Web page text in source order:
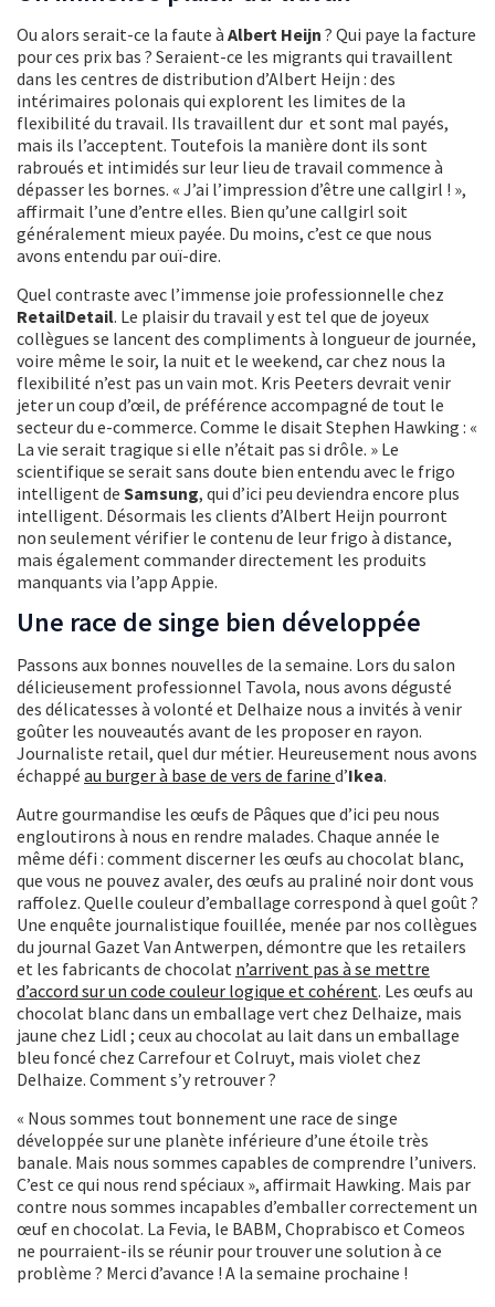
Ou alors serait-ce la faute à Albert Heijn ? Qui paye la facture
pour ces prix bas ? Seraient-ce les migrants qui travaillent
dans les centres de distribution d’Albert Heijn : des
intérimaires polonais qui explorent les limites de la
flexibilité du travail. Ils travaillent dur et sont mal payés,
mais ils l’acceptent. Toutefois la manière dont ils sont
rabroués et intimidés sur leur lieu de travail commence à
dépasser les bornes. « J’ai l’impression d’être une callgirl ! »,
affirmait l’une d’entre elles. Bien qu’une callgirl soit
généralement mieux payée. Du moins, c’est ce que nous
avons entendu par ouï-dire.
Quel contraste avec l’immense joie professionnelle chez
RetailDetail. Le plaisir du travail y est tel que de joyeux
collègues se lancent des compliments à longueur de journée,
voire même le soir, la nuit et le weekend, car chez nous la
flexibilité n’est pas un vain mot. Kris Peeters devrait venir
jeter un coup d’œil, de préférence accompagné de tout le
secteur du e-commerce. Comme le disait Stephen Hawking : «
La vie serait tragique si elle n’était pas si drôle. » Le
scientifique se serait sans doute bien entendu avec le frigo
intelligent de Samsung, qui d’ici peu deviendra encore plus
intelligent. Désormais les clients d’Albert Heijn pourront
non seulement vérifier le contenu de leur frigo à distance,
mais également commander directement les produits
manquants via l’app Appie.
Une race de singe bien développée
Passons aux bonnes nouvelles de la semaine. Lors du salon
délicieusement professionnel Tavola, nous avons dégusté
des délicatesses à volonté et Delhaize nous a invités à venir
goûter les nouveautés avant de les proposer en rayon.
Journaliste retail, quel dur métier. Heureusement nous avons
échappé au burger à base de vers de farine d’Ikea.
Autre gourmandise les œufs de Pâques que d’ici peu nous
engloutirons à nous en rendre malades. Chaque année le
même défi : comment discerner les œufs au chocolat blanc,
que vous ne pouvez avaler, des œufs au praliné noir dont vous
raffolez. Quelle couleur d’emballage correspond à quel goût ?
Une enquête journalistique fouillée, menée par nos collègues
du journal Gazet Van Antwerpen, démontre que les retailers
et les fabricants de chocolat n’arrivent pas à se mettre
d’accord sur un code couleur logique et cohérent. Les œufs au
chocolat blanc dans un emballage vert chez Delhaize, mais
jaune chez Lidl ; ceux au chocolat au lait dans un emballage
bleu foncé chez Carrefour et Colruyt, mais violet chez
Delhaize. Comment s’y retrouver ?
« Nous sommes tout bonnement une race de singe
développée sur une planète inférieure d’une étoile très
banale. Mais nous sommes capables de comprendre l’univers.
C’est ce qui nous rend spéciaux », affirmait Hawking. Mais par
contre nous sommes incapables d’emballer correctement un
œuf en chocolat. La Fevia, le BABM, Choprabisco et Comeos
ne pourraient-ils se réunir pour trouver une solution à ce
problème ? Merci d’avance ! A la semaine prochaine !